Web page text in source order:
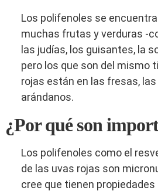
Los polifenoles se
muchas frutas y verduras -
las judías, los guisantes, la
pero los que son del mismo
rojas están en las fresas,
arándanos.
¿Por qué son
Los polifenoles como el
de las uvas rojas son
cree que tienen